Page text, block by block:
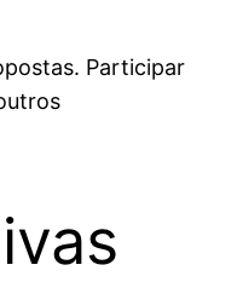
Participar